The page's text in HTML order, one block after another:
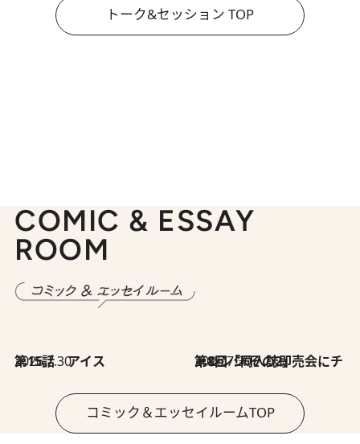
トーク&セッション TOP
COMIC & ESSAY
ROOM
2026.7.30
第15話 アイス 2026.7.30
第8回「同人誌即売会にチャレンジ その2」
コミック＆エッセイルームTOP